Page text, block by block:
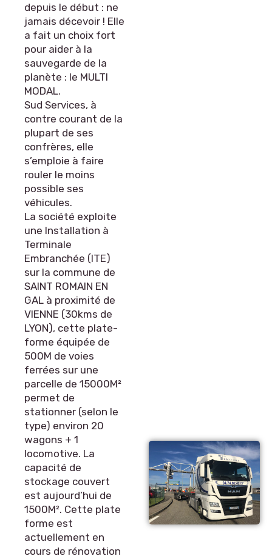
depuis le début : ne
jamais décevoir ! Elle
a fait un choix fort
pour aider à la
sauvegarde de la
planète : le MULTI
MODAL.
Sud Services, à
contre courant de la
plupart de ses
confrères, elle
s’emploie à faire
rouler le moins
possible ses
véhicules.
La société exploite
une Installation à
Terminale
Embranchée (ITE)
sur la commune de
SAINT ROMAIN EN
GAL à proximité de
VIENNE (30kms de
LYON), cette plate-
forme équipée de
500M de voies
ferrées sur une
parcelle de 15000M²
permet de
stationner (selon le
type) environ 20
wagons + 1
locomotive. La
capacité de
stockage couvert
est aujourd’hui de
1500M². Cette plate
forme est
actuellement en
cours de rénovation